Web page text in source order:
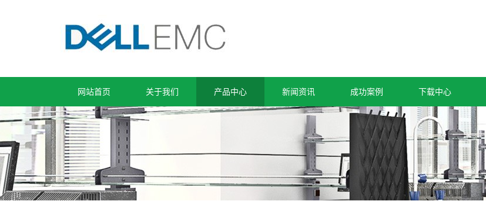
网站首页 关于我们 产品中心 新闻资讯 成功案例 下载中心